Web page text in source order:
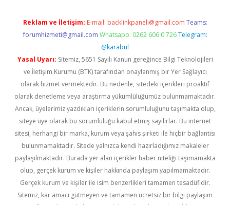
Reklam ve İletişim: E-mail: backlinkpaneli@gmail.com Teams:
forumhizmeti@gmail.com Whatsapp: 0262 606 0 726 Telegram:
@karabul
Yasal Uyarı: Sitemiz, 5651 Sayılı Kanun gereğince Bilgi Teknolojileri
ve İletişim Kurumu (BTK) tarafından onaylanmış bir Yer Sağlayıcı
olarak hizmet vermektedir. Bu nedenle, sitedeki içerikleri proaktif
olarak denetleme veya araştırma yükümlülüğümüz bulunmamaktadır.
Ancak, üyelerimiz yazdıkları içeriklerin sorumluluğunu taşımakta olup,
siteye üye olarak bu sorumluluğu kabul etmiş sayılırlar. Bu internet
sitesi, herhangi bir marka, kurum veya şahıs şirketi ile hiçbir bağlantısı
bulunmamaktadır. Sitede yalnızca kendi hazırladığımız makaleler
paylaşılmaktadır. Burada yer alan içerikler haber niteliği taşımamakta
olup, gerçek kurum ve kişiler hakkında paylaşım yapılmamaktadır.
Gerçek kurum ve kişiler ile isim benzerlikleri tamamen tesadüfidir.
Sitemiz, kar amacı gütmeyen ve tamamen ücretsiz bir bilgi paylaşım